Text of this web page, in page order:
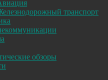
транспорт
обзоры